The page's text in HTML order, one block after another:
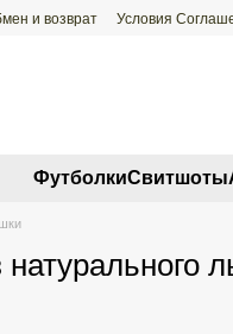
и возврат Условия
ФутболкиСвитшоты